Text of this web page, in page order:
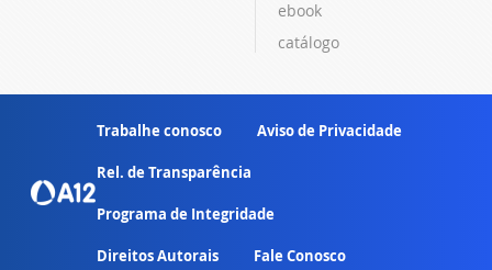
ebook
catálogo
Trabalhe conosco Aviso de Privacidade
Rel. de Transparência
Programa de Integridade
Direitos Autorais Fale Conosco